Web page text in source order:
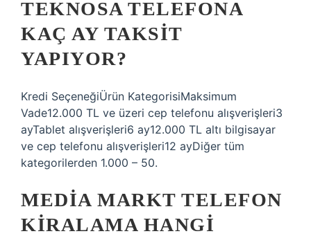
TEKNOSA TELEFONA
KAÇ AY TAKSIT
YAPIYOR?
Kredi SeçeneğiÜrün KategorisiMaksimum
Vade12.000 TL ve üzeri cep telefonu alışverişleri3
ayTablet alışverişleri6 ay12.000 TL altı bilgisayar
ve cep telefonu alışverişleri12 ayDiğer tüm
kategorilerden 1.000 – 50.
MEDIA MARKT TELEFON
KIRALAMA HANGI